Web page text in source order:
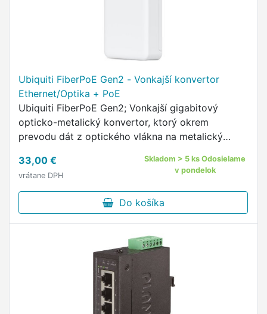
Ubiquiti FiberPoE Gen2 - Vonkajší konvertor
Ethernet/Optika + PoE
Ubiquiti FiberPoE Gen2; Vonkajší gigabitový
opticko-metalický konvertor, ktorý okrem
prevodu dát z optického vlákna na metalický
33,00 €
vrátane DPH
Skladom > 5 ks Odosielame
v pondelok
Do košíka